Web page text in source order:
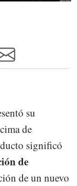
su
de
significó
de
de un nuevo